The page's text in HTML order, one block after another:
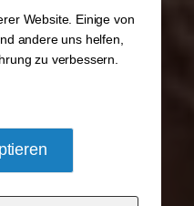
Website. Einige von
andere uns helfen,
zu verbessern.